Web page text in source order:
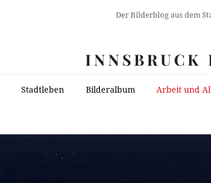
Der Bilderblog aus dem
INNSBRUCK
Stadtleben Bilderalbum Arbeit und